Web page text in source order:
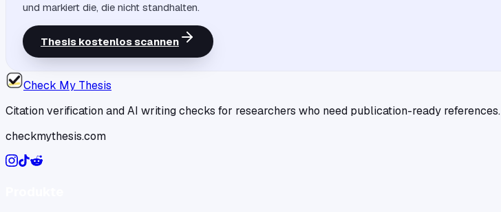
und markiert die, die nicht standhalten.
Thesis kostenlos scannen
Check My Thesis
Citation verification and AI writing checks for researchers who need publication-ready references.
checkmythesis.com